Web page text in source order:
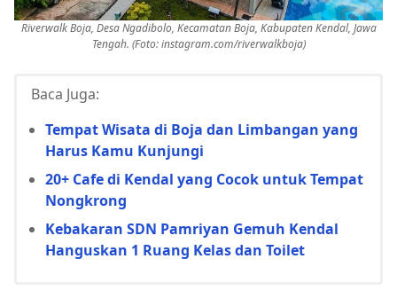
Riverwalk Boja, Desa Ngadibolo, Kecamatan Boja, Kabupaten Kendal, Jawa
Tengah. (Foto: instagram.com/riverwalkboja)
Baca Juga:
Tempat Wisata di Boja dan Limbangan yang
Harus Kamu Kunjungi
20+ Cafe di Kendal yang Cocok untuk Tempat
Nongkrong
Kebakaran SDN Pamriyan Gemuh Kendal
Hanguskan 1 Ruang Kelas dan Toilet